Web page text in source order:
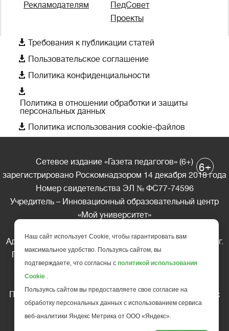
Рекламодателям
ПедСовет
Проекты
 Требования к публикации статей
 Пользовательское соглашение
 Политика конфиденциальности

Политика в отношении обработки и защиты
персональных данных
 Политика использования cookie-файлов
Сетевое издание «Газета педагогов» (6+)
зарегистрировано Роскомнадзором 14 декабря 2018 года
Номер свидетельства ЭЛ № ФС77-74596
Учредитель – Инновационный образовательный центр
«Мой университет»
Адрес редакции: 185035 Россия, Республика Карелия, г.
Петрозаводск, ул. Фридриха Энгельса д.10, офис 211
Телефон редакции: +7 (499) 685-10-45
Перепечатка материалов газеты допускается только c
письменного разрешения редакции
Ссылка на «Газету педагогов» обязательна.
6+
Наш сайт использует Cookie, чтобы гарантировать вам
максимальное удобство. Пользуясь сайтом, вы
подтверждаете, что согласны с политикой использования
Cookie .
Пользуясь сайтом вы предоставляете свое согласие на
обработку персональных данных с использованием сервиса
веб-аналитики Яндекс Метрика от ООО «Яндекс».